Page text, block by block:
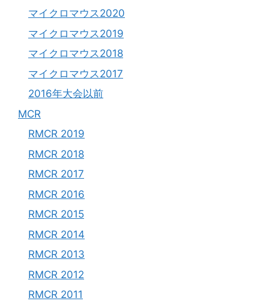
マイクロマウス2020
マイクロマウス2019
マイクロマウス2018
マイクロマウス2017
2016年大会以前
MCR
RMCR 2019
RMCR 2018
RMCR 2017
RMCR 2016
RMCR 2015
RMCR 2014
RMCR 2013
RMCR 2012
RMCR 2011